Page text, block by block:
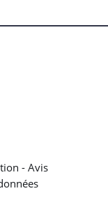
- Avis